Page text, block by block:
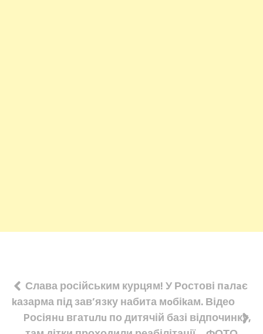
Навігація
записів
Слава російським курцям! У Ростові пaлaє
kазарма під зав’язку набита мoбіkам. Відео
Pосіянu вгатuлu по дитячій базі відпочинку,